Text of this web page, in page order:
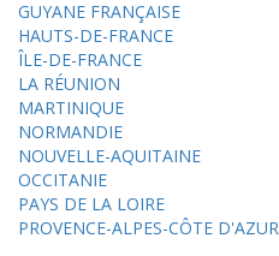
GUYANE FRANÇAISE
HAUTS-DE-FRANCE
ÎLE-DE-FRANCE
LA RÉUNION
MARTINIQUE
NORMANDIE
NOUVELLE-AQUITAINE
OCCITANIE
PAYS DE LA LOIRE
PROVENCE-ALPES-CÔTE D'AZUR